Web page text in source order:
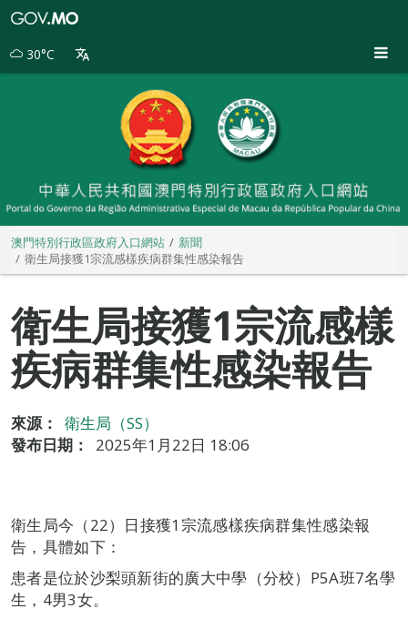
別
30°C
澳門特別行政區政府入口網站
新聞
衛生局接獲1宗流感樣疾病群集性感染報告
衛生局接獲1宗流感樣
疾病群集性感染報告
來源：
衛生局（SS）
發布日期：
2025年1月22日 18:06
衛生局今（22）日接獲1宗流感樣疾病群集性感染報
告，具體如下：
患者是位於沙梨頭新街的廣大中學（分校）P5A班7名學
生，4男3女。